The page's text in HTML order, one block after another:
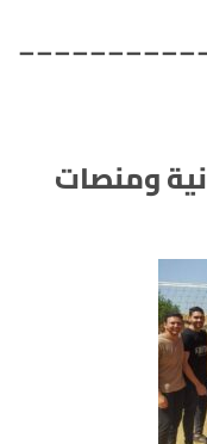
ومنصات